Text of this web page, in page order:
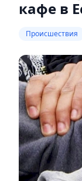
кафе в
Происшествия